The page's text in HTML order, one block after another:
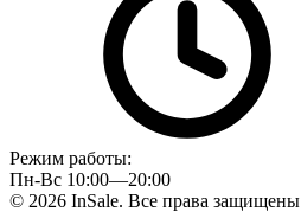
Режим работы:
Пн-Вс 10:00—20:00
© 2026 InSale. Все права защищены